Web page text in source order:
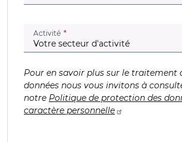
Activité (champ obligatoire)
Pour en savoir plus sur le traitement
données nous vous invitons à
notre Politique de protection des
caractère personnelle